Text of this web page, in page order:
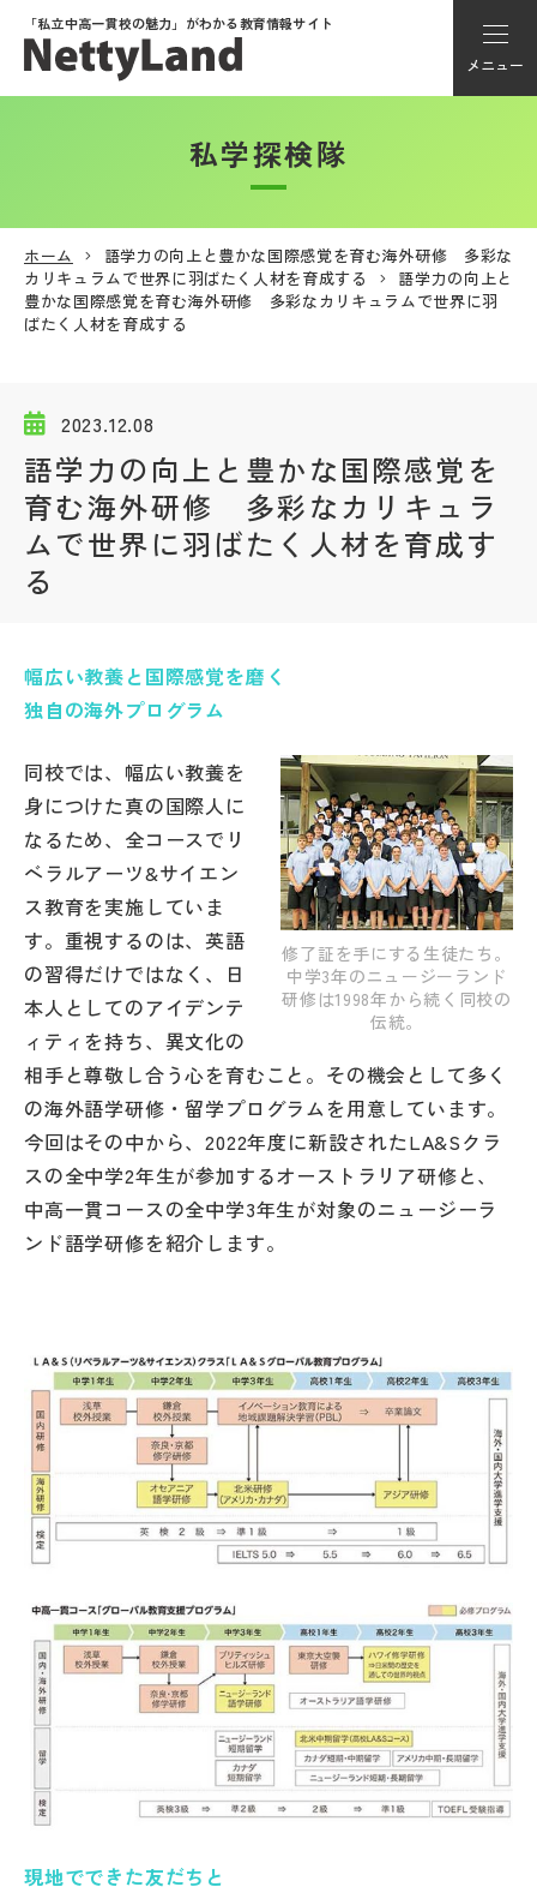
「私立中高一貫校の魅力」がわかる教育情報サイト
メニュー
アカウント登録
メニュー
学校動画
私学探検隊
帰国生受験情報
説明会・イベント情報
学校からのお知らせ
学校HP最新情報
特集
NettyLandかわら版
その他
お問い合わせ
個人情報保護方針
運営会社
私学探検隊
ホーム
語学力の向上と豊かな国際感覚を育む海外研修 多彩な
カリキュラムで世界に羽ばたく人材を育成する
語学力の向上と
豊かな国際感覚を育む海外研修 多彩なカリキュラムで世界に羽
ばたく人材を育成する
2023.12.08
語学力の向上と豊かな国際感覚を
育む海外研修 多彩なカリキュラ
ムで世界に羽ばたく人材を育成す
る
幅広い教養と国際感覚を磨く
独自の海外プログラム
修了証を手にする生徒たち。
中学3年のニュージーランド
研修は1998年から続く同校の
伝統。
同校では、幅広い教養を
身につけた真の国際人に
なるため、全コースでリ
ベラルアーツ&サイエン
ス教育を実施していま
す。重視するのは、英語
の習得だけではなく、日
本人としてのアイデンテ
ィティを持ち、異文化の
相手と尊敬し合う心を育むこと。その機会として多く
の海外語学研修・留学プログラムを用意しています。
今回はその中から、2022年度に新設されたLA&Sクラ
スの全中学2年生が参加するオーストラリア研修と、
中高一貫コースの全中学3年生が対象のニュージーラ
ンド語学研修を紹介します。
現地でできた友だちと